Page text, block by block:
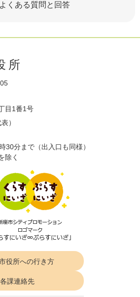
よくある質問と回答
所
目1番1号
）
30分まで（出入口も同様）
除く
役所への行き方
各課連絡先